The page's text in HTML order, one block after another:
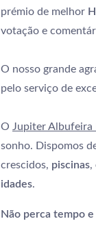
prémio de melhor
votação e
O nosso grande
pelo serviço de
O Jupiter Albufeira
sonho. Dispomos
crescidos, piscinas,
idades.
Não perca tempo